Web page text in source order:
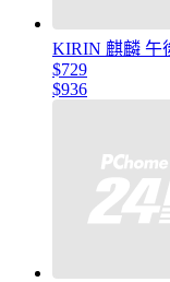
KIRIN 麒麟 午
$729
$936